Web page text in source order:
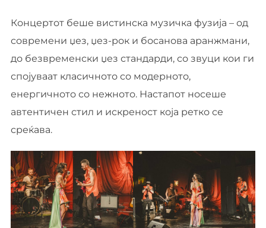
Концертот беше вистинска музичка фузија – од
современи џез, џез-рок и босанова аранжмани,
до безвременски џез стандарди, со звуци кои ги
спојуваат класичното со модерното,
енергичното со нежното. Настапот носеше
автентичен стил и искреност која ретко се
среќава.